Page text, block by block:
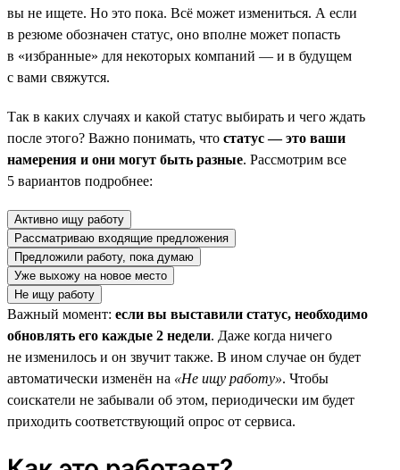
вы не ищете. Но это пока. Всё может измениться. А если
в резюме обозначен статус, оно вполне может попасть
в «избранные» для некоторых компаний — и в будущем
с вами свяжутся.
Так в каких случаях и какой статус выбирать и чего ждать
после этого? Важно понимать, что статус — это ваши
намерения и они могут быть разные. Рассмотрим все
5 вариантов подробнее:
Активно ищу работу
Рассматриваю входящие предложения
Предложили работу, пока думаю
Уже выхожу на новое место
Не ищу работу
Важный момент: если вы выставили статус, необходимо
обновлять его каждые 2 недели. Даже когда ничего
не изменилось и он звучит также. В ином случае он будет
автоматически изменён на «Не ищу работу». Чтобы
соискатели не забывали об этом, периодически им будет
приходить соответствующий опрос от сервиса.